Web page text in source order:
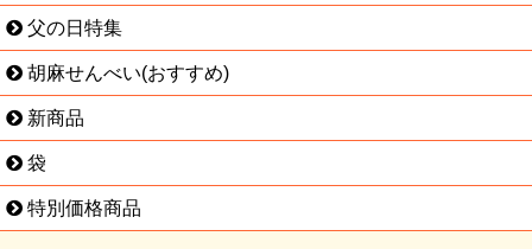
父の日特集
胡麻せんべい(おすすめ)
新商品
袋
特別価格商品